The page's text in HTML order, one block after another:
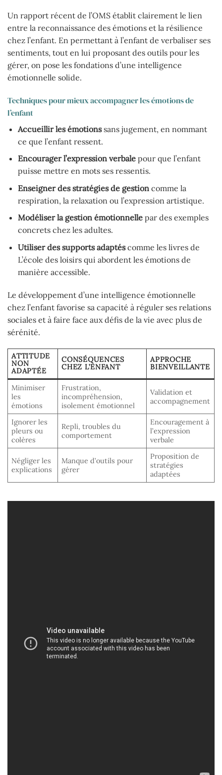
Un rapport récent de l’OMS établit clairement le lien
entre la reconnaissance des émotions et la résilience
chez l’enfant. En permettant à l’enfant de verbaliser ses
sentiments, tout en lui proposant des outils pour les
gérer, on pose les fondations d’une intelligence
émotionnelle solide.
Techniques pour mieux accompagner les émotions de
l’enfant
Accueillir les émotionssans jugement, en nommant
ce que l’enfant ressent.
Encourager l’expression verbalepour que l’enfant
puisse mettre en mots ses ressentis.
Enseigner des stratégies de gestioncomme la
respiration, la relaxation ou l’expression artistique.
Modéliser la gestion émotionnellepar des exemples
concrets chez les adultes.
Utiliser des supports adaptéscomme les livres de
L’école des loisirs qui abordent les émotions de
manière accessible.
Le développement d’une intelligence émotionnelle
chez l’enfant favorise sa capacité à réguler ses relations
sociales et à faire face aux défis de la vie avec plus de
sérénité.
ATTITUDE
NON
ADAPTÉE
CONSÉQUENCES
CHEZ L’ENFANT
APPROCHE
BIENVEILLANTE
Minimiser
les
émotions
Frustration,
incompréhension,
isolement émotionnel
Validation et
accompagnement
Ignorer les
pleurs ou
colères
Repli, troubles du
comportement
Encouragement à
l’expression
verbale
Négliger les
explications
Manque d’outils pour
gérer
Proposition de
stratégies
adaptées